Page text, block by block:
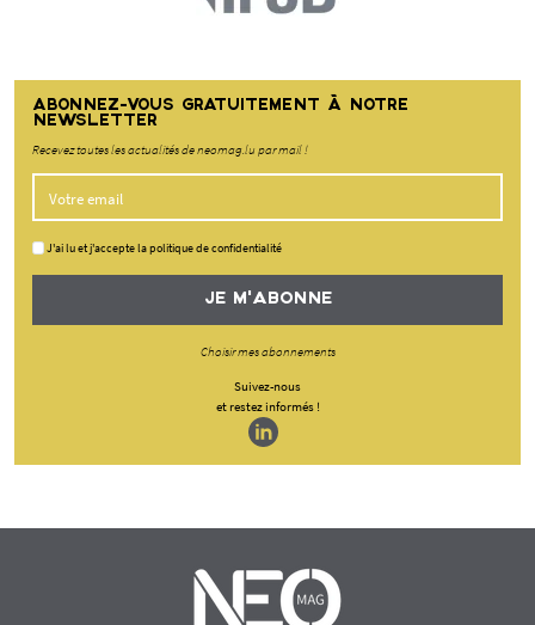
ABONNEZ-VOUS GRATUITEMENT À NOTRE
NEWSLETTER
Recevez toutes les actualités de neomag.lu par mail !
J'ai lu et j'accepte la politique de confidentialité
JE M'ABONNE
Choisir mes abonnements
Suivez-nous
et restez informés !